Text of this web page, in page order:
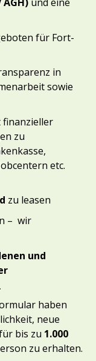
für Fort-
in
sowie
zu
etc.
zu leasen
– wir
und
haben
neue
bis zu 1.000
zu erhalten.